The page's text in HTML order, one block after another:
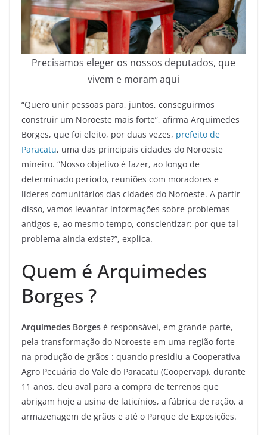
Precisamos eleger os nossos deputados, que
vivem e moram aqui
“Quero unir pessoas para, juntos, conseguirmos
construir um Noroeste mais forte”, afirma Arquimedes
Borges, que foi eleito, por duas vezes, prefeito de
Paracatu, uma das principais cidades do Noroeste
mineiro. “Nosso objetivo é fazer, ao longo de
determinado período, reuniões com moradores e
líderes comunitários das cidades do Noroeste. A partir
disso, vamos levantar informações sobre problemas
antigos e, ao mesmo tempo, conscientizar: por que tal
problema ainda existe?”, explica.
Quem é Arquimedes
Borges ?
Arquimedes Borges é responsável, em grande parte,
pela transformação do Noroeste em uma região forte
na produção de grãos : quando presidiu a Cooperativa
Agro Pecuária do Vale do Paracatu (Coopervap), durante
11 anos, deu aval para a compra de terrenos que
abrigam hoje a usina de laticínios, a fábrica de ração, a
armazenagem de grãos e até o Parque de Exposições.